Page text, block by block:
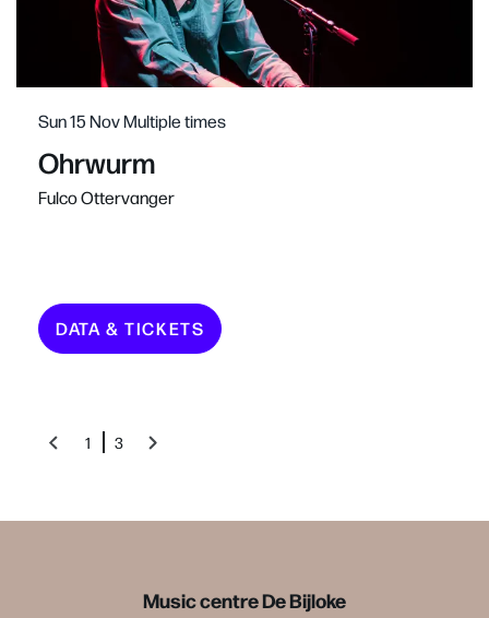
Ohrwurm
Fulco Ottervanger
Sun 15 NovMultiple times
DATA & TICKETS
1 3
Music centre De Bijloke